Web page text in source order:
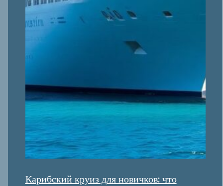
Карибский круиз для новичков: что